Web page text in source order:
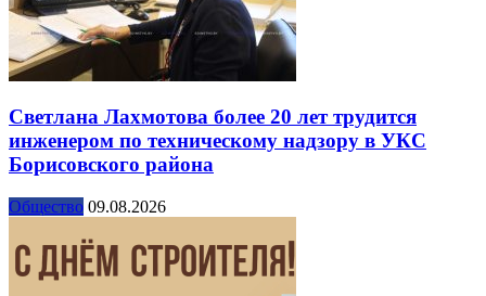
Светлана Лахмотова более 20 лет трудится
инженером по техническому надзору в УКС
Борисовского района
Общество 09.08.2026